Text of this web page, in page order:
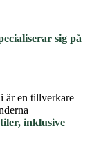
sig på
är en tillverkare
inklusive